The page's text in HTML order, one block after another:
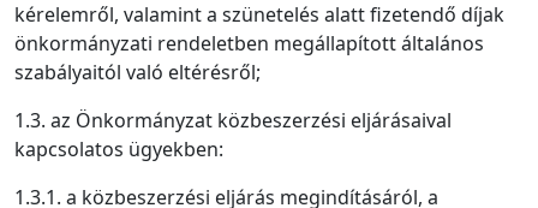
kérelemről, valamint a szünetelés alatt fizetendő díjak
önkormányzati rendeletben megállapított általános
szabályaitól való eltérésről;
1.3. az Önkormányzat közbeszerzési eljárásaival
kapcsolatos ügyekben:
1.3.1. a közbeszerzési eljárás megindításáról, a